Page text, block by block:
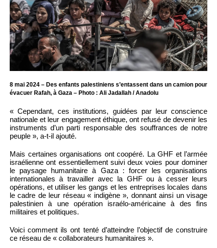
8 mai 2024 – Des enfants palestiniens s’entassent dans un camion pour
évacuer Rafah, à Gaza – Photo : Ali Jadallah / Anadolu
« Cependant, ces institutions, guidées par leur conscience
nationale et leur engagement éthique, ont refusé de devenir les
instruments d’un parti responsable des souffrances de notre
peuple », a-t-il ajouté.
Mais certaines organisations ont coopéré. La GHF et l’armée
israélienne ont essentiellement suivi deux voies pour dominer
le paysage humanitaire à Gaza : forcer les organisations
internationales à travailler avec la GHF ou à cesser leurs
opérations, et utiliser les gangs et les entreprises locales dans
le cadre de leur réseau « indigène », donnant ainsi un visage
palestinien à une opération israélo-américaine à des fins
militaires et politiques.
Voici comment ils ont tenté d’atteindre l’objectif de construire
ce réseau de « collaborateurs humanitaires ».